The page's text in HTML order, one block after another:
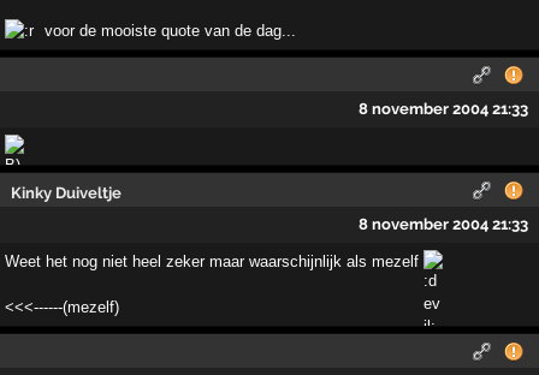
voor de mooiste quote van de dag...
8 november 2004 21:33
Kinky Duiveltje
8 november 2004 21:33
Weet het nog niet heel zeker maar waarschijnlijk als mezelf
<<<------(mezelf)